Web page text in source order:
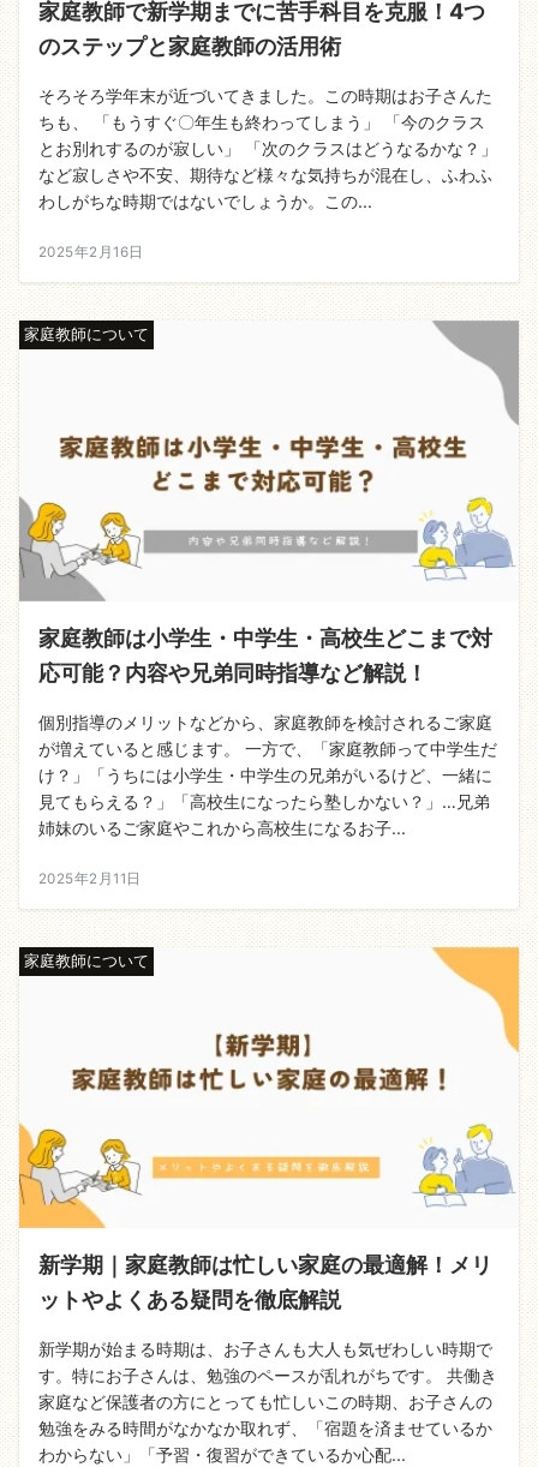
家庭教師で新学期までに苦手科目を克服！4つ
のステップと家庭教師の活用術
そろそろ学年末が近づいてきました。この時期はお子さんた
ちも、 「もうすぐ〇年生も終わってしまう」 「今のクラス
とお別れするのが寂しい」 「次のクラスはどうなるかな？」
など寂しさや不安、期待など様々な気持ちが混在し、ふわふ
わしがちな時期ではないでしょうか。この...
2025年2月16日
家庭教師について
家庭教師は小学生・中学生・高校生どこまで対
応可能？内容や兄弟同時指導など解説！
個別指導のメリットなどから、家庭教師を検討されるご家庭
が増えていると感じます。 一方で、「家庭教師って中学生だ
け？」「うちには小学生・中学生の兄弟がいるけど、一緒に
見てもらえる？」「高校生になったら塾しかない？」…兄弟
姉妹のいるご家庭やこれから高校生になるお子...
2025年2月11日
家庭教師について
新学期｜家庭教師は忙しい家庭の最適解！メリ
ットやよくある疑問を徹底解説
新学期が始まる時期は、お子さんも大人も気ぜわしい時期で
す。特にお子さんは、勉強のペースが乱れがちです。 共働き
家庭など保護者の方にとっても忙しいこの時期、お子さんの
勉強をみる時間がなかなか取れず、「宿題を済ませているか
わからない」「予習・復習ができているか心配...